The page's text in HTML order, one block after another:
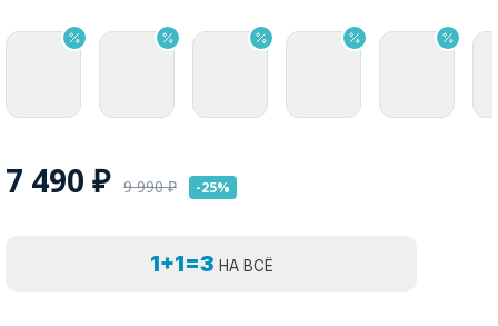
7 490 ₽ 9 990₽ -25%
1+1=3 НА ВСЁ